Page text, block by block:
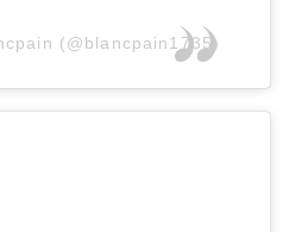
(@blancpain1735)